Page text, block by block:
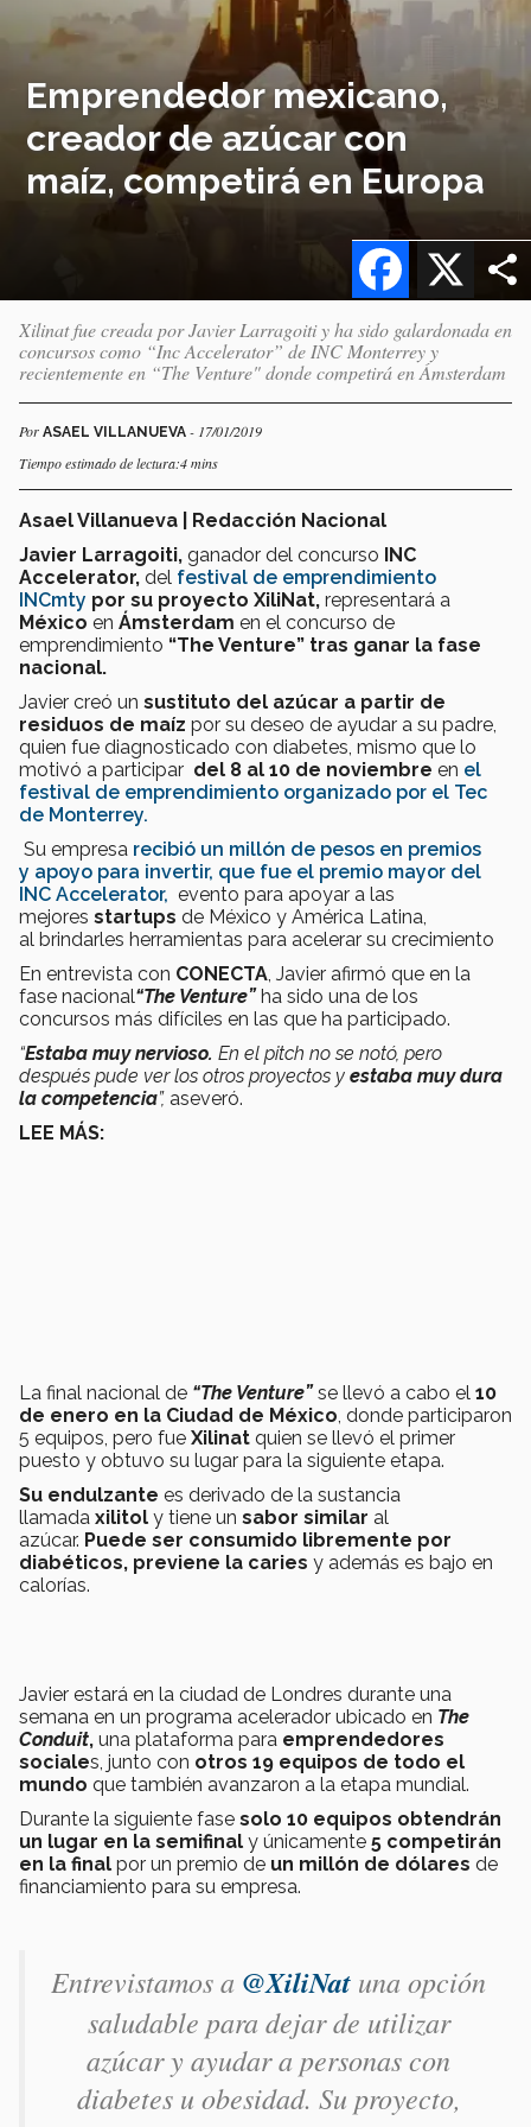
Emprendedor mexicano,
creador de azúcar con
maíz, competirá en Europa
X
Facebook
Xilinat fue creada por Javier Larragoiti y ha sido galardonada en
concursos como “Inc Accelerator” de INC Monterrey y
recientemente en “The Venture" donde competirá en Ámsterdam
Por ASAEL VILLANUEVA - 17/01/2019
Tiempo estimado de lectura:4 mins
Asael Villanueva | Redacción Nacional
Javier Larragoiti, ganador del concurso INC
Accelerator, del festival de emprendimiento
INCmty por su proyecto XiliNat, representará a
México en Ámsterdam en el concurso de
emprendimiento “The Venture” tras ganar la fase
nacional.
Javier creó un sustituto del azúcar a partir de
residuos de maíz por su deseo de ayudar a su padre,
quien fue diagnosticado con diabetes, mismo que lo
motivó a participar del 8 al 10 de noviembre en el
festival de emprendimiento organizado por el Tec
de Monterrey.
Su empresa recibió un millón de pesos en premios
y apoyo para invertir, que fue el premio mayor del
INC Accelerator, evento para apoyar a las
mejores startups de México y América Latina,
al brindarles herramientas para acelerar su crecimiento
En entrevista con CONECTA , Javier afirmó que en la
fase nacional“The Venture”ha sido una de los
concursos más difíciles en las que ha participado.
“Estaba muy nervioso. En el pitch no se notó, pero
después pude ver los otros proyectos y estaba muy dura
la competencia”, aseveró.
LEE MÁS:
La final nacional de “The Venture”se llevó a cabo el 10
de enero en la Ciudad de México , donde participaron
5 equipos, pero fue Xilinat quien se llevó el primer
puesto y obtuvo su lugar para la siguiente etapa.
Su endulzante es derivado de la sustancia
llamada xilitol y tiene un sabor similar al
azúcar. Puede ser consumido libremente por
diabéticos, previene la caries y además es bajo en
calorías.
Javier estará en la ciudad de Londres durante una
semana en un programa acelerador ubicado en The
Conduit, una plataforma para emprendedores
sociales, junto con otros 19 equipos de todo el
mundo que también avanzaron a la etapa mundial.
Durante la siguiente fase solo 10 equipos obtendrán
un lugar en la semifinal y únicamente 5 competirán
en la final por un premio de un millón de dólares de
financiamiento para su empresa.
Entrevistamos a @XiliNat una opción
saludable para dejar de utilizar
azúcar y ayudar a personas con
diabetes u obesidad. Su proyecto,